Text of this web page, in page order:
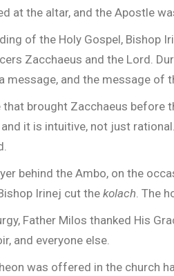
at the altar, and the Apostle
of the Holy Gospel, Bishop
Zacchaeus and the Lord.
message, and the message of
that brought Zacchaeus before
it is intuitive, not just
behind the Ambo, on the
Irinej cut the kolach . The
Father Milos thanked His
and everyone else.
was offered in the church